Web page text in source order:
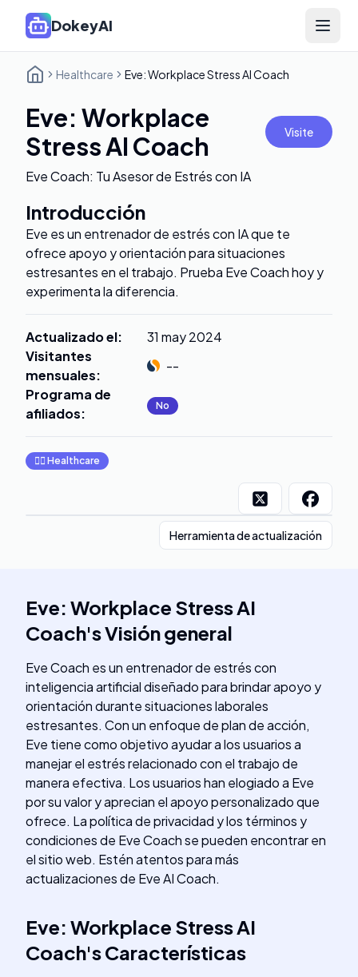
DokeyAI Open
Healthcare Eve: Workplace Stress AI Coach
Eve: Workplace
Stress AI Coach
Visite
Eve Coach: Tu Asesor de Estrés con IA
Introducción
Eve es un entrenador de estrés con IA que te
ofrece apoyo y orientación para situaciones
estresantes en el trabajo. Prueba Eve Coach hoy y
experimenta la diferencia.
Actualizado el:
31 may 2024
Visitantes
mensuales:
--
Programa de
afiliados: No
👩‍⚕️ Healthcare
Herramienta de actualización
Eve: Workplace Stress AI
Coach'sVisión general
Eve Coach es un entrenador de estrés con
inteligencia artificial diseñado para brindar apoyo y
orientación durante situaciones laborales
estresantes. Con un enfoque de plan de acción,
Eve tiene como objetivo ayudar a los usuarios a
manejar el estrés relacionado con el trabajo de
manera efectiva. Los usuarios han elogiado a Eve
por su valor y aprecian el apoyo personalizado que
ofrece. La política de privacidad y los términos y
condiciones de Eve Coach se pueden encontrar en
el sitio web. Estén atentos para más
actualizaciones de Eve AI Coach.
Eve: Workplace Stress AI
Coach'sCaracterísticas